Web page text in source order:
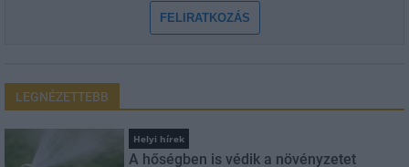
FELIRATKOZÁS
LEGNÉZETTEBB
Helyi hírek
A hőségben is védik a növényzetet